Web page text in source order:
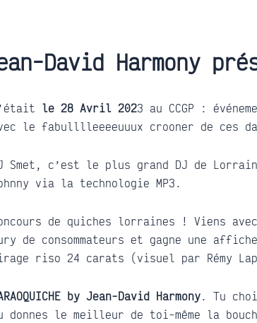
David Harmony
le 28 Avril 2023 au CCGP :
le fabulllleeeeuuux crooner de ces
Smet, c’est le plus grand DJ de
via la technologie MP3.
de quiches lorraines ! Viens
de consommateurs et gagne une
riso 24 carats (visuel par Rémy
by Jean-David Harmony. Tu
donnes le meilleur de toi-même la